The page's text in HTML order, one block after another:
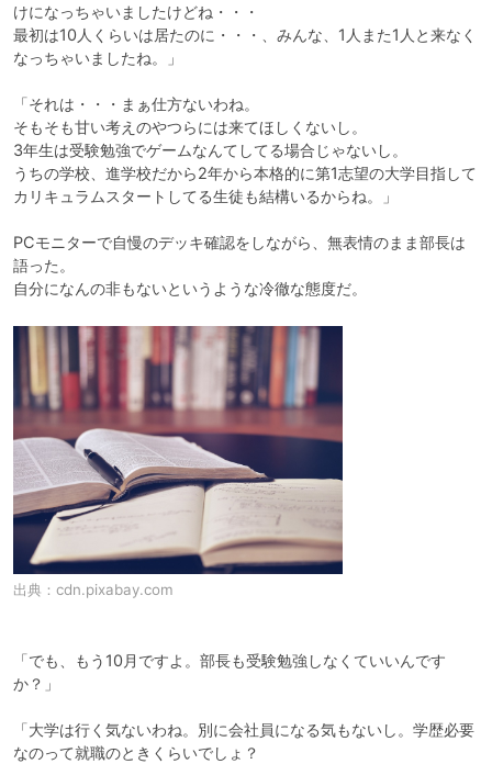
けになっちゃいましたけどね・・・
最初は10人くらいは居たのに・・・、みんな、1人また1人と来なく
なっちゃいましたね。」
「それは・・・まぁ仕方ないわね。
そもそも甘い考えのやつらには来てほしくないし。
3年生は受験勉強でゲームなんてしてる場合じゃないし。
うちの学校、進学校だから2年から本格的に第1志望の大学目指して
カリキュラムスタートしてる生徒も結構いるからね。」
PCモニターで自慢のデッキ確認をしながら、無表情のまま部長は
語った。
自分になんの非もないというような冷徹な態度だ。
出典： cdn.pixabay.com
「でも、もう10月ですよ。部長も受験勉強しなくていいんです
か？」
「大学は行く気ないわね。別に会社員になる気もないし。学歴必要
なのって就職のときくらいでしょ？